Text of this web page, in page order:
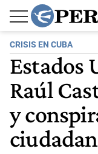
CRISIS EN CUBA
Estados
Raúl
y